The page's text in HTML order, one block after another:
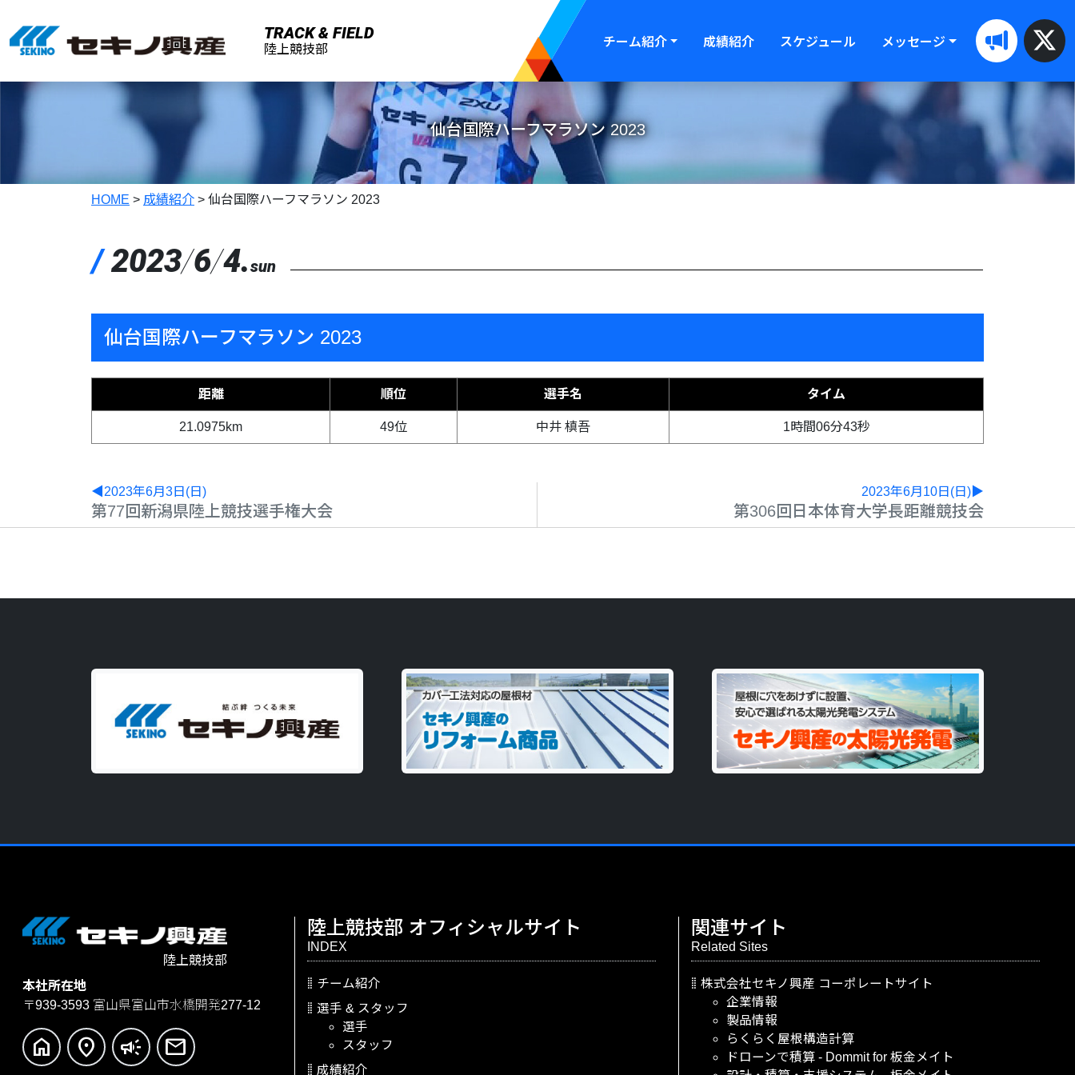
TRACK & FIELD
陸上競技部
チーム紹介 成績紹介 スケジュール メッセージ
仙台国際ハーフマラソン 2023
HOME > 成績紹介 > 仙台国際ハーフマラソン 2023
/2023/6/4.sun
仙台国際ハーフマラソン 2023
距離 順位 選手名 タイム
21.0975km 49位 中井 槙吾 1時間06分43秒
◀2023年6月3日(日)
第77回新潟県陸上競技選手権大会
2023年6月10日(日)▶
第306回日本体育大学長距離競技会
陸上競技部
本社所在地
〒939-3593 富山県富山市水橋開発277-12
home location_on campaign mail
陸上競技部 オフィシャルサイト
INDEX
チーム紹介
選手 & スタッフ
選手
スタッフ
成績紹介
関連サイト
Related Sites
株式会社セキノ興産 コーポレートサイト
企業情報
製品情報
らくらく屋根構造計算
ドローンで積算 - Dommit for 板金メイト